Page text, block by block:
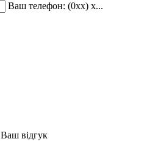
Ваш телефон: (0xx) x...
Ваш відгук